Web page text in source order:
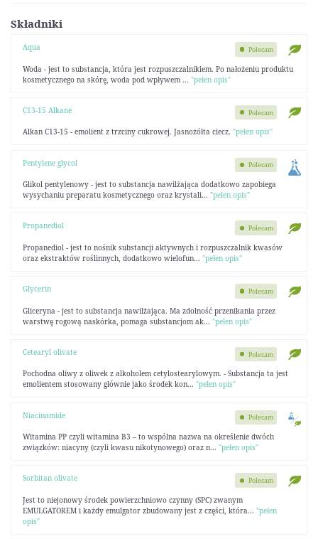
Składniki
Aqua
Woda - jest to substancja, która jest rozpuszczalnikiem. Po nałożeniu produktu
kosmetycznego na skórę, woda pod wpływem ... "pełen opis"
Polecam
C13-15 Alkane
Alkan C13-15 - emolient z trzciny cukrowej. Jasnożółta ciecz. "pełen opis"
Polecam
Pentylene glycol
Glikol pentylenowy - jest to substancja nawilżająca dodatkowo zapobiega
wysychaniu preparatu kosmetycznego oraz krystali... "pełen opis"
Polecam
Propanediol
Propanediol - jest to nośnik substancji aktywnych i rozpuszczalnik kwasów
oraz ekstraktów roślinnych, dodatkowo wielofun... "pełen opis"
Polecam
Glycerin
Gliceryna - jest to substancja nawilżająca. Ma zdolność przenikania przez
warstwę rogową naskórka, pomaga substancjom ak... "pełen opis"
Polecam
Cetearyl olivate
Pochodna oliwy z oliwek z alkoholem cetylostearylowym. - Substancja ta jest
emolientem stosowany głównie jako środek kon... "pełen opis"
Polecam
Niacinamide
Witamina PP czyli witamina B3 – to wspólna nazwa na określenie dwóch
związków: niacyny (czyli kwasu nikotynowego) oraz n... "pełen opis"
Polecam
Sorbitan olivate
Jest to niejonowy środek powierzchniowo czynny (SPC) zwanym
EMULGATOREM i każdy emulgator zbudowany jest z części, która... "pełen
opis"
Polecam